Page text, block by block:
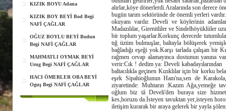
KIZIK BOYU Adana
KIZIK BOY BEYİ Bod Begi
NAFİ ÇAĞLAR
OĞUZ BOYLU BEYİ Bodun
Begi NAFİ ÇAĞLAR
MAHMATLI OYMAK BEYİ
Urug Begi NAFİ ÇAĞLAR
HACI ÖMERLER OBA BEYİ
Oguş Begi NAFİ ÇAĞLAR
alırlar,köye dönerlerdi.Aralarında son derece
bugün tarım sektöründe de önemli yerleri
okuyanı vardır. Develi ve köylerinin
Madazılılar, Girenitliler ve Sindelhöyüklüler
bir toplum yaşarlar.Korkunç derecede
tığ üzüm bulmuşlar, baltayla bölüşerek
bağladığı eşeği yok.Karşı tarlada çalışan bir
rağmen cevap alamayınca dostunun
verir:Cık ! dedim ya: Develi
baltacılıkla geçinen Kızıklılar için bir korku
eşek Sipahioğlunun Hanı'na,sen de
ziyaretinde: Muhtarın :Kazım Ağa,yemeğe
oğlum biz tâ Develi'den buraya size
kes,horuzu da.İsteyen tavuktan yer,isteyen
iletişim kurarak bir araya gelerek bir yayla